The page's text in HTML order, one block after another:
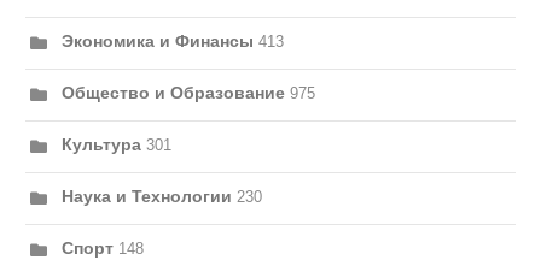
Экономика и Финансы 413
Общество и Образование 975
Культура 301
Наука и Технологии 230
Спорт 148